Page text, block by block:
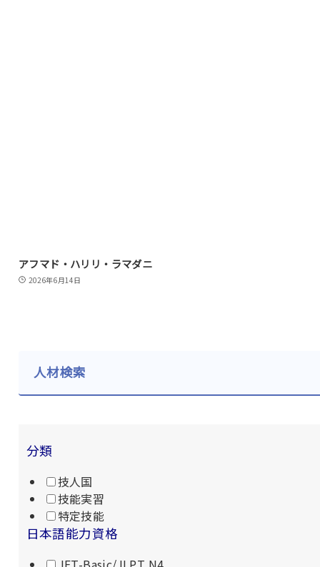
アフマド・ハリリ・ラマダニ
2026年6月14日
人材検索
分類
技人国
技能実習
特定技能
日本語能力資格